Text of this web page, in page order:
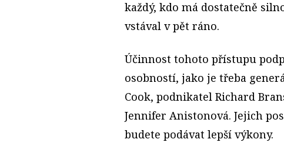
každý, kdo má dostatečně
vstával v pět ráno.
Účinnost tohoto přístupu
osobností, jako je třeba
Cook, podnikatel Richard
Jennifer Anistonová. Jejich
budete podávat lepší výkony.